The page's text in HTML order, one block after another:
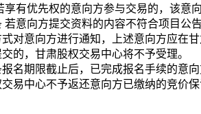
享有优先权的意向方参与交易的，该意
若意向方提交资料的内容不符合项目 公
对意向方进行通知，上述意向方应在
的， 甘肃股权交易中心将不予受理。
报名期限截止后，已完成报名手续的意
易中心不予返还意向方已缴纳的竞价